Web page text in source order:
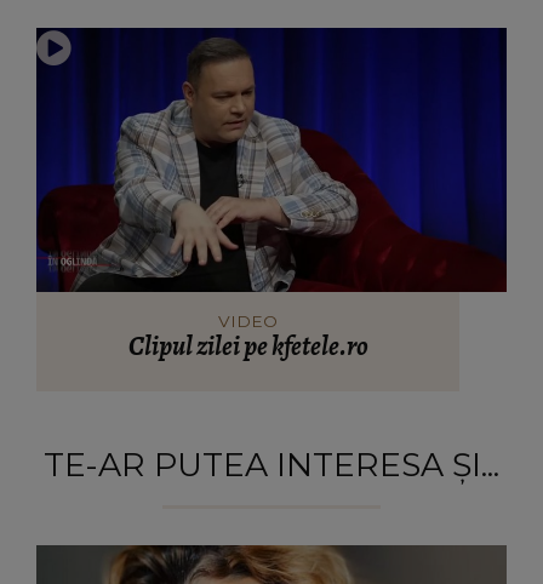
VIDEO
Clipul zilei pe kfetele.ro
TE-AR PUTEA INTERESA ȘI...